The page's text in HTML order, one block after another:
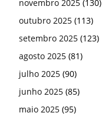
novembro 2025 (130)
outubro 2025 (113)
setembro 2025 (123)
agosto 2025 (81)
julho 2025 (90)
junho 2025 (85)
maio 2025 (95)